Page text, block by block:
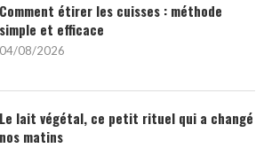
Comment étirer les cuisses : méthode
simple et efficace
04/08/2026
Le lait végétal, ce petit rituel qui a changé
nos matins